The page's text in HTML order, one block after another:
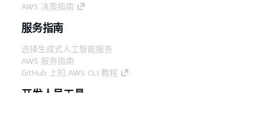
AWS 决策指南
服务指南
选择生成式人工智能服务
AWS 服务指南
GitHub 上的 AWS CLI 教程
开发人员工具